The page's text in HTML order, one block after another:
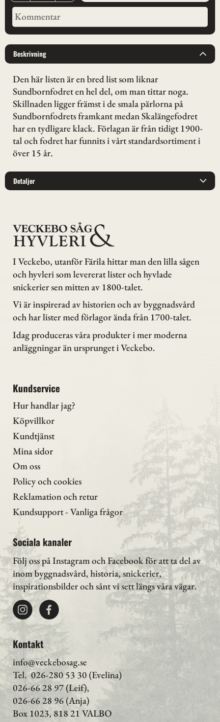
Beskrivning
Den här listen är en bred list som liknar
Sundbornfodret en hel del, om man tittar noga.
Skillnaden ligger främst i de smala pärlorna på
Sundbornfodrets framkant medan Skalängefodret
har en tydligare klack. Förlagan är från tidigt 1900-
tal och fodret har funnits i vårt standardsortiment i
över 15 år.
Detaljer
I Veckebo, utanför Färila hittar man den lilla sågen
och hyvleri som levererat lister och hyvlade
snickerier sen mitten av 1800-talet.
Vi är inspirerad av historien och av byggnadsvård
och har lister med förlagor ända från 1700-talet.
Idag produceras våra produkter i mer moderna
anläggningar än ursprunget i Veckebo.
Kundservice
Hur handlar jag?
Köpvillkor
Kundtjänst
Mina sidor
Om oss
Policy och cookies
Reklamation och retur
Kundsupport - Vanliga frågor
Sociala kanaler
Följ oss på Instagramoch Facebook för att ta del av
inom byggnadsvård, historia, snickerier,
inspirationsbilder och sånt vi sett längs våra vägar.
Kontakt
info@veckebosag.se
Tel. 026-280 53 30 (Evelina)
026-66 28 97 (Leif),
026-66 28 96 (Anja)
Box 1023, 818 21 VALBO